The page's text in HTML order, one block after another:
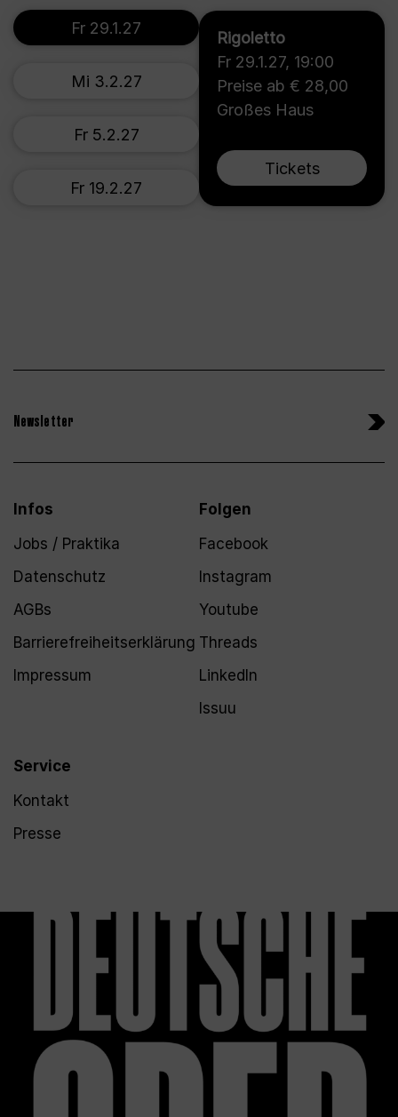
Rigoletto
Fr 29.1.27, 19:00
Preise ab € 28,00
Großes Haus
Tickets
Fr 29.1.27
Mi 3.2.27
Fr 5.2.27
Fr 19.2.27
Newsletter
Infos
Jobs / Praktika
Datenschutz
AGBs
Barrierefreiheitserklärung
Impressum
Service
Kontakt
Presse
Folgen
Facebook
Instagram
Youtube
Threads
LinkedIn
Issuu